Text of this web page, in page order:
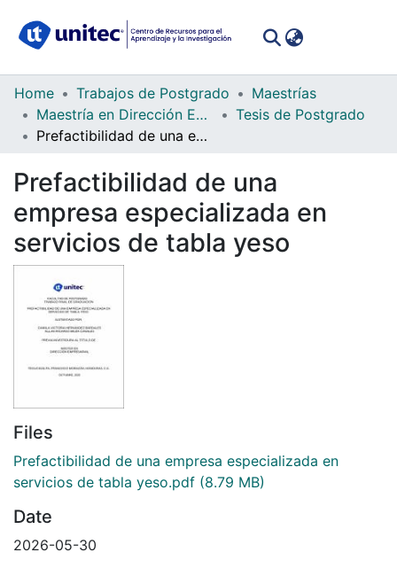
Communities
Collections
All of DSpace
Statistics
Home Trabajos de Postgrado
Maestrías
Maestría en Dirección Empresarial
Tesis de Postgrado
Prefactibilidad de una empresa especializada en servicios de tabla yeso
Prefactibilidad de una
empresa especializada en
servicios de tabla yeso
Files
Prefactibilidad de una empresa especializada en
servicios de tabla yeso.pdf (8.79 MB)
Date
2026-05-30